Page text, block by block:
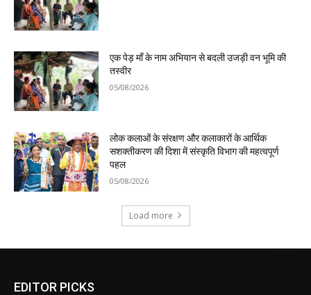
एक पेड़ माँ के नाम अभियान से बदली उजड़ी वन भूमि की
तस्वीर
05/08/2026
लोक कलाओं के संरक्षण और कलाकारों के आर्थिक
सशक्तीकरण की दिशा में संस्कृति विभाग की महत्वपूर्ण
पहल
05/08/2026
Load more
EDITOR PICKS